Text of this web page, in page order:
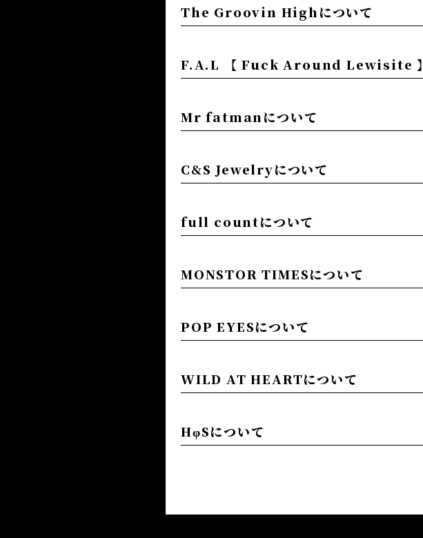
The Groovin Highについて
F.A.L 【 Fuck Around Lewisite 】
Mr fatmanについて
C&S Jewelryについて
full countについて
MONSTOR TIMESについて
POP EYESについて
WILD AT HEARTについて
HφSについて